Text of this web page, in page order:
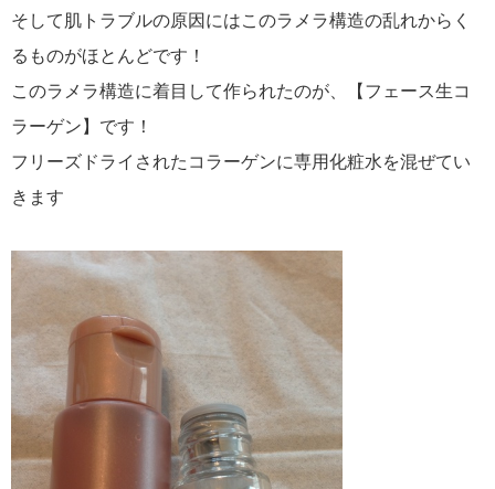
そして肌トラブルの原因にはこのラメラ構造の乱れからく
るものがほとんどです！
このラメラ構造に着目して作られたのが、【フェース生コ
ラーゲン】です！
フリーズドライされたコラーゲンに専用化粧水を混ぜてい
きます